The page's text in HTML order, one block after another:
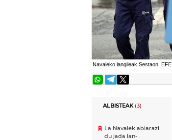
Navaleko langileak Sestaon. EFE.
ALBISTEAK(3)
La Navalek abiarazi
du jada lan-